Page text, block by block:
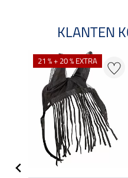
KLANTEN
21 % + 20 % EXTRA